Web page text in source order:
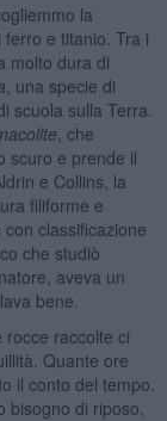
la
e titanio. Tra i
molto dura di
, una specie di
scuola sulla Terra.
, che
scuro e prende il
e Collins, la
filiforme e
con classificazione
che studiò
aveva un
bene.
raccolte ci
Quante ore
il conto del tempo.
di riposo,